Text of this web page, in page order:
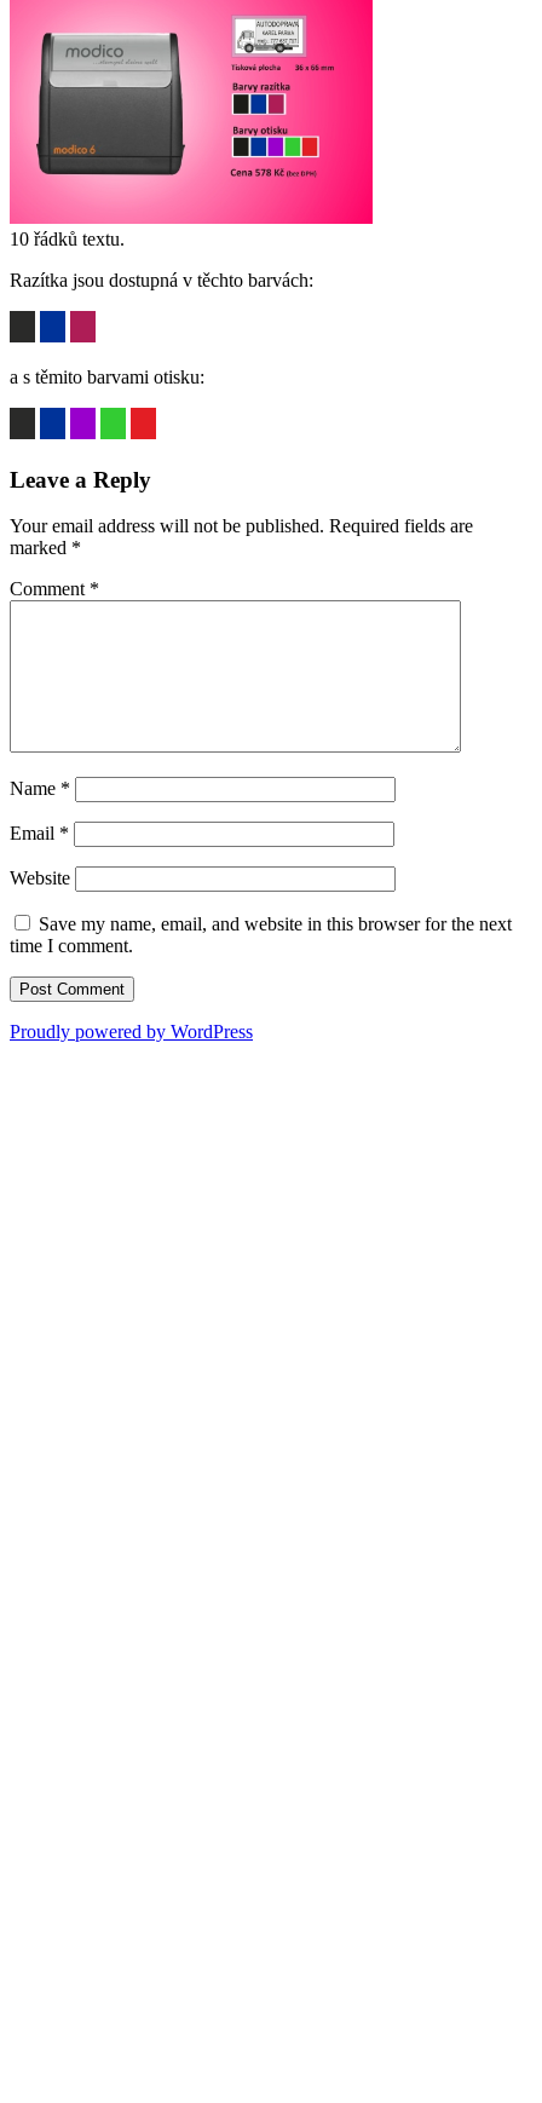
10 řádků textu.
Razítka jsou dostupná v těchto barvách:
a s těmito barvami otisku:
Leave a Reply
Your email address will not be published. Required fields are
marked *
Comment *
Name *
Email *
Website
Save my name, email, and website in this browser for the next
time I comment.
Proudly powered by WordPress